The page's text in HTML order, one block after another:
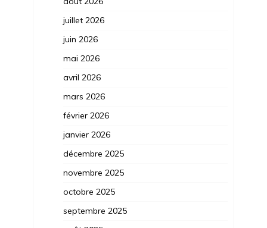
juillet 2026
juin 2026
mai 2026
avril 2026
mars 2026
février 2026
janvier 2026
décembre 2025
novembre 2025
octobre 2025
septembre 2025